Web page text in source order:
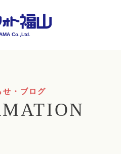
Co.,Ltd.
せ・ブログ